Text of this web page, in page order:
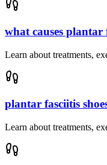
what causes
Learn about treatments,
plantar fasciitis
Learn about treatments,